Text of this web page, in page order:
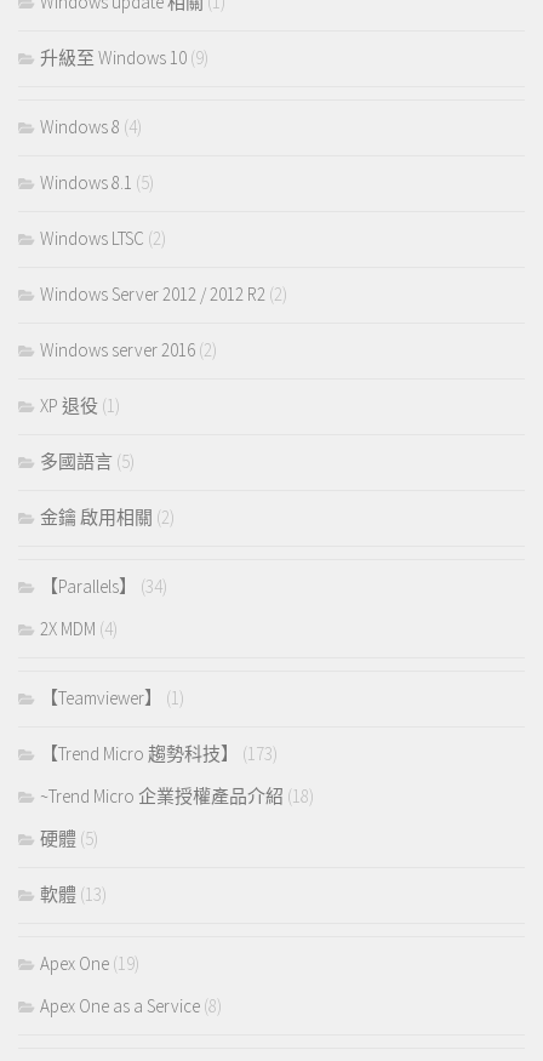
升級至 Windows 10 (9)
Windows 8 (4)
Windows 8.1 (5)
Windows LTSC (2)
Windows Server 2012 / 2012 R2 (2)
Windows server 2016 (2)
XP 退役 (1)
多國語言 (5)
金鑰 啟用相關 (2)
【Parallels】
(34)
2X MDM (4)
【Teamviewer】 (1)
【Trend Micro 趨勢科技】
(173)
~Trend Micro 企業授權產品介紹 (18)
硬體 (5)
軟體 (13)
Apex One (19)
Apex One as a Service (8)